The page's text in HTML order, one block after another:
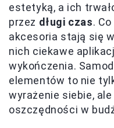
estetyką, a ich
przez długi czas.
akcesoria stają się
nich ciekawe
wykończenia.
elementów to nie
wyrażenie siebie,
oszczędności w